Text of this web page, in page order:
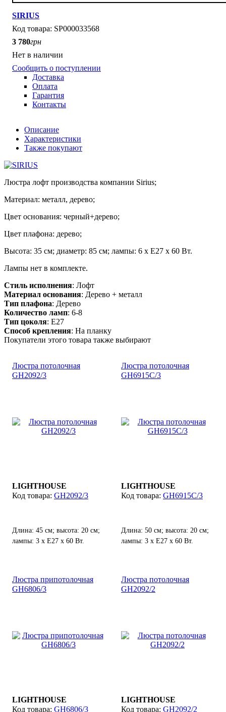
SIRIUS
SP000033568
3 780грн
Нет в наличии
Сообщить о поступлении
Доставка
Оплата
Гарантия
Контакты
Описание
Характеристики
Также покупают
Люстра лофт производства компании Sirius;
Материал: металл, дерево;
Цвет основания: черный+дерево;
Цвет плафона: дерево;
Высота: 35 см; диаметр: 85 см; лампы: 6 х Е27 х 60 Вт.
Лампы нет в комплекте.
Стиль исполнения: Лофт
Материал основания: Дерево + металл
Тип плафона: Дерево
Количество ламп: 6-8
Тип цоколя: E27
Способ крепления: На планку
Покупатели этого товара также выбирают
Люстра потолочная
GH2092/3
LIGHTHOUSE
GH2092/3
Длина: 45 см; высота: 20 см;
лампы: 3 х Е27 х 60 Вт.
Люстра потолочная
GH6915С/3
LIGHTHOUSE
GH6915С/3
Длина: 50 см; высота: 20 см;
лампы: 3 х Е27 х 60 Вт.
Люстра припотолочная
GH6806/3
LIGHTHOUSE
GH6806/3
Люстра потолочная
GH2092/2
LIGHTHOUSE
GH2092/2